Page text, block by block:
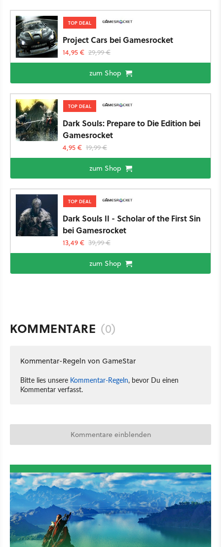
TOP DEAL
Project Cars bei Gamesrocket
14,95 € 29,99 €
zum Shop
TOP DEAL
Dark Souls: Prepare to Die Edition bei
Gamesrocket
4,95 € 19,99 €
zum Shop
TOP DEAL
Dark Souls II - Scholar of the First Sin
bei Gamesrocket
13,49 € 39,99 €
zum Shop
KOMMENTARE (0)
Kommentar-Regeln von GameStar
Bitte lies unsere Kommentar-Regeln, bevor Du einen
Kommentar verfasst.
Kommentare einblenden